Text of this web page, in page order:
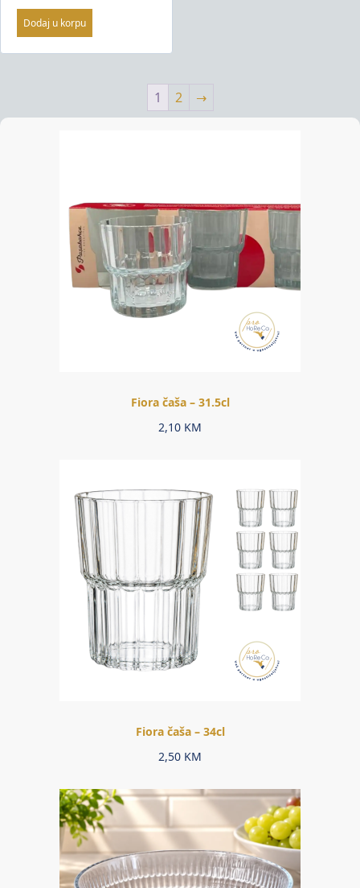
Dodaj u korpu
1 2 →
Fiora čaša – 31.5cl
2,10 KM
Fiora čaša – 34cl
2,50 KM